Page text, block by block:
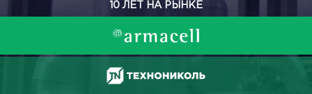
10 ЛЕТ НА РЫНКЕ